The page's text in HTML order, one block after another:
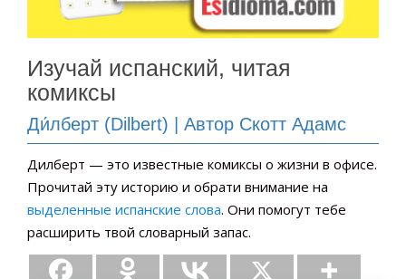
Изучай испанский, читая
комиксы
Ди́лберт (Dilbert) | Автор Скотт Адамс
Дилберт — это известные комиксы о жизни в офисе.
Прочитай эту историю и обрати внимание на
выделенные испанские слова. Они помогут тебе
расширить твой словарный запас.